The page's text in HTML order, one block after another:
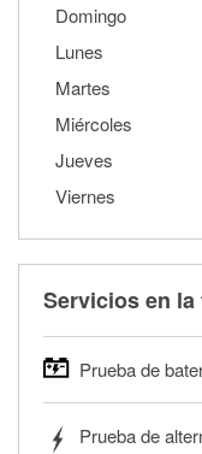
Domingo
Lunes
Martes
Miércoles
Jueves
Viernes
Servicios en la
Prueba de
autos, camionetas,
Prueba de